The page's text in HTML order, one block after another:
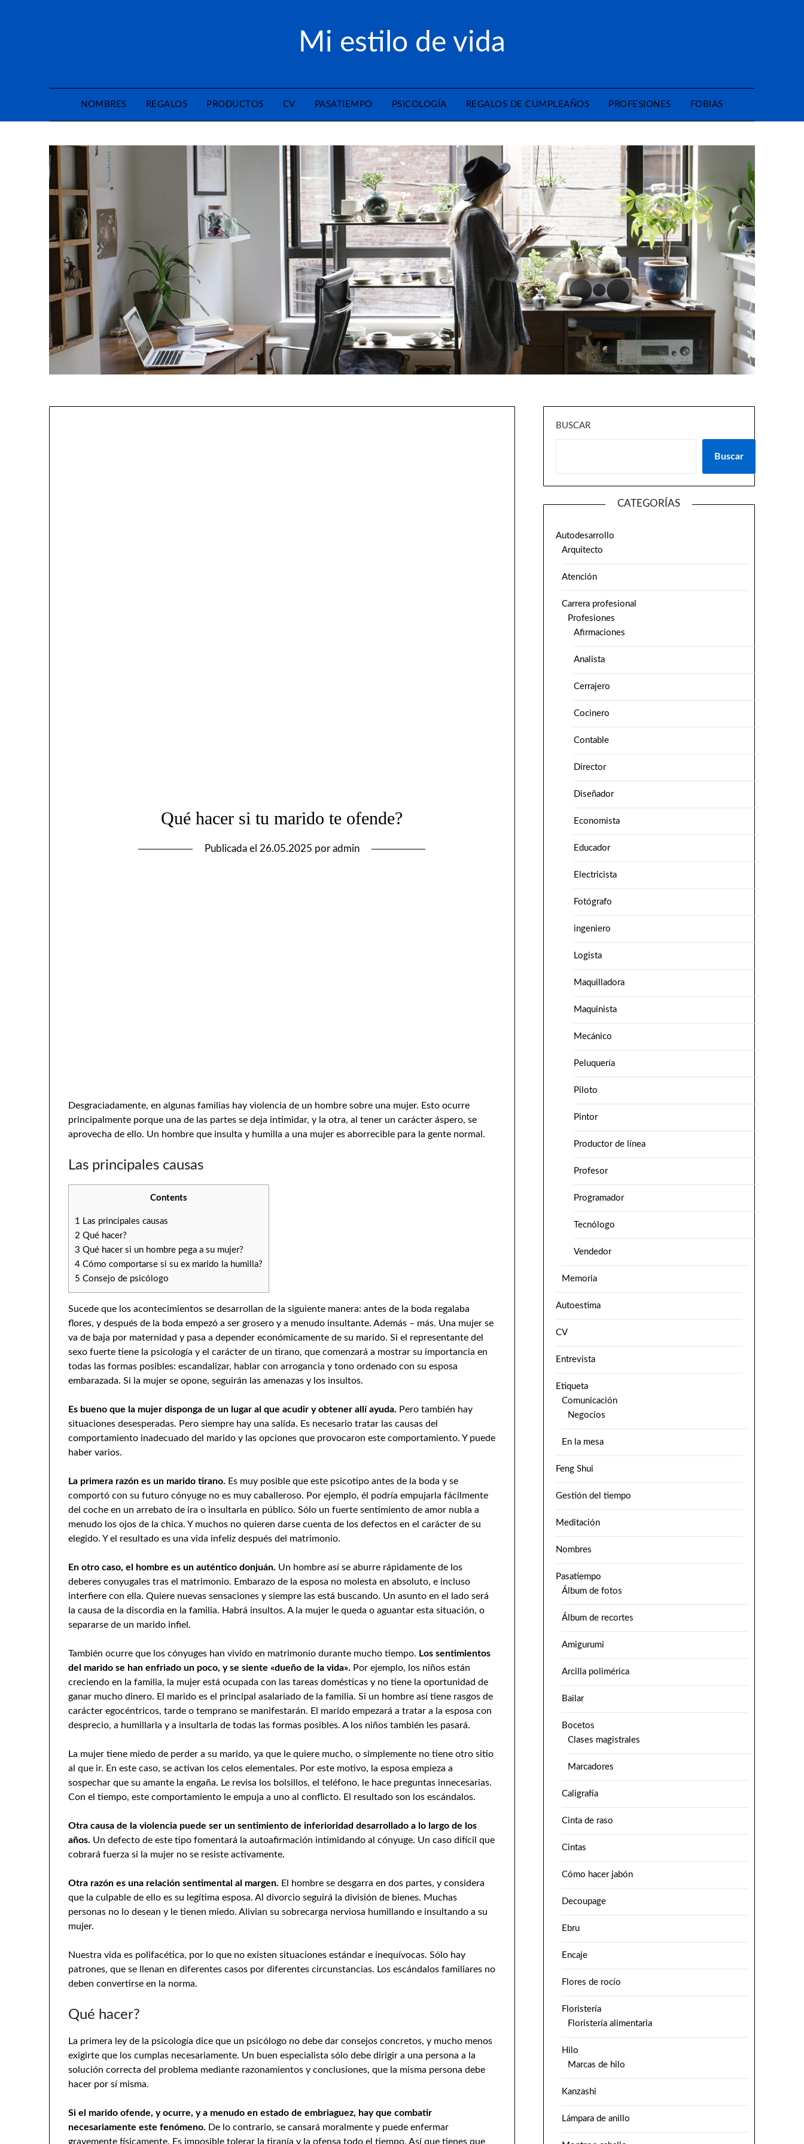
Mi estilo de vida
NOMBRES REGALOS PRODUCTOS CV PASATIEMPO PSICOLOGÍA REGALOS DE CUMPLEAÑOS PROFESIONES FOBIAS
Qué hacer si tu marido te ofende?
Publicada el 26.05.2025 por admin
Desgraciadamente, en algunas familias hay violencia de un hombre sobre una mujer. Esto ocurre
principalmente porque una de las partes se deja intimidar, y la otra, al tener un carácter áspero, se
aprovecha de ello. Un hombre que insulta y humilla a una mujer es aborrecible para la gente normal.
Las principales causas
Contents
1 Las principales causas
2 Qué hacer?
3 Qué hacer si un hombre pega a su mujer?
4 Cómo comportarse si su ex marido la humilla?
5 Consejo de psicólogo
Sucede que los acontecimientos se desarrollan de la siguiente manera: antes de la boda regalaba
flores, y después de la boda empezó a ser grosero y a menudo insultante. Además – más. Una mujer se
va de baja por maternidad y pasa a depender económicamente de su marido. Si el representante del
sexo fuerte tiene la psicología y el carácter de un tirano, que comenzará a mostrar su importancia en
todas las formas posibles: escandalizar, hablar con arrogancia y tono ordenado con su esposa
embarazada. Si la mujer se opone, seguirán las amenazas y los insultos.
Es bueno que la mujer disponga de un lugar al que acudir y obtener allí ayuda. Pero también hay
situaciones desesperadas. Pero siempre hay una salida. Es necesario tratar las causas del
comportamiento inadecuado del marido y las opciones que provocaron este comportamiento. Y puede
haber varios.
La primera razón es un marido tirano. Es muy posible que este psicotipo antes de la boda y se
comportó con su futuro cónyuge no es muy caballeroso. Por ejemplo, él podría empujarla fácilmente
del coche en un arrebato de ira o insultarla en público. Sólo un fuerte sentimiento de amor nubla a
menudo los ojos de la chica. Y muchos no quieren darse cuenta de los defectos en el carácter de su
elegido. Y el resultado es una vida infeliz después del matrimonio.
En otro caso, el hombre es un auténtico donjuán. Un hombre así se aburre rápidamente de los
deberes conyugales tras el matrimonio. Embarazo de la esposa no molesta en absoluto, e incluso
interfiere con ella. Quiere nuevas sensaciones y siempre las está buscando. Un asunto en el lado será
la causa de la discordia en la familia. Habrá insultos. A la mujer le queda o aguantar esta situación, o
separarse de un marido infiel.
También ocurre que los cónyuges han vivido en matrimonio durante mucho tiempo. Los sentimientos
del marido se han enfriado un poco, y se siente «dueño de la vida». Por ejemplo, los niños están
creciendo en la familia, la mujer está ocupada con las tareas domésticas y no tiene la oportunidad de
ganar mucho dinero. El marido es el principal asalariado de la familia. Si un hombre así tiene rasgos de
carácter egocéntricos, tarde o temprano se manifestarán. El marido empezará a tratar a la esposa con
desprecio, a humillarla y a insultarla de todas las formas posibles. A los niños también les pasará.
La mujer tiene miedo de perder a su marido, ya que le quiere mucho, o simplemente no tiene otro sitio
al que ir. En este caso, se activan los celos elementales. Por este motivo, la esposa empieza a
sospechar que su amante la engaña. Le revisa los bolsillos, el teléfono, le hace preguntas innecesarias.
Con el tiempo, este comportamiento le empuja a uno al conflicto. El resultado son los escándalos.
Otra causa de la violencia puede ser un sentimiento de inferioridad desarrollado a lo largo de los
años. Un defecto de este tipo fomentará la autoafirmación intimidando al cónyuge. Un caso difícil que
cobrará fuerza si la mujer no se resiste activamente.
Otra razón es una relación sentimental al margen. El hombre se desgarra en dos partes, y considera
que la culpable de ello es su legítima esposa. Al divorcio seguirá la división de bienes. Muchas
personas no lo desean y le tienen miedo. Alivian su sobrecarga nerviosa humillando e insultando a su
mujer.
Nuestra vida es polifacética, por lo que no existen situaciones estándar e inequívocas. Sólo hay
patrones, que se llenan en diferentes casos por diferentes circunstancias. Los escándalos familiares no
deben convertirse en la norma.
Qué hacer?
La primera ley de la psicología dice que un psicólogo no debe dar consejos concretos, y mucho menos
exigirte que los cumplas necesariamente. Un buen especialista sólo debe dirigir a una persona a la
solución correcta del problema mediante razonamientos y conclusiones, que la misma persona debe
hacer por sí misma.
Si el marido ofende, y ocurre, y a menudo en estado de embriaguez, hay que combatir
necesariamente este fenómeno. De lo contrario, se cansará moralmente y puede enfermar
gravemente físicamente. Es imposible tolerar la tiranía y la ofensa todo el tiempo. Así que tienes que
BUSCAR
Buscar
CATEGORÍAS
Autodesarrollo
Arquitecto
Atención
Carrera profesional
Profesiones
Afirmaciones
Analista
Cerrajero
Cocinero
Contable
Director
Diseñador
Economista
Educador
Electricista
Fotógrafo
ingeniero
Logista
Maquilladora
Maquinista
Mecánico
Peluquería
Piloto
Pintor
Productor de línea
Profesor
Programador
Tecnólogo
Vendedor
Memoria
Autoestima
CV
Entrevista
Etiqueta
Comunicación
Negocios
En la mesa
Feng Shui
Gestión del tiempo
Meditación
Nombres
Pasatiempo
Álbum de fotos
Álbum de recortes
Amigurumi
Arcilla polimérica
Bailar
Bocetos
Clases magistrales
Marcadores
Caligrafía
Cinta de raso
Cintas
Cómo hacer jabón
Decoupage
Ebru
Encaje
Flores de rocío
Floristería
Floristería alimentaria
Hilo
Marcas de hilo
Kanzashi
Lámpara de anillo